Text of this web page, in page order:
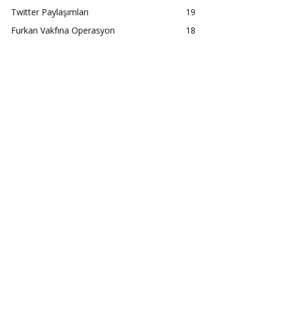
Twitter Paylaşımları
19
Furkan Vakfına Operasyon
18